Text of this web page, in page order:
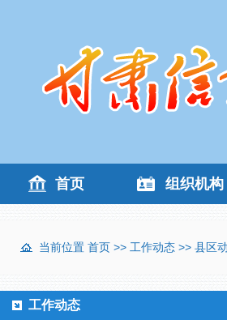
首页 组织机构
当前位置 首页 >> 工作动态 >> 县区
工作动态